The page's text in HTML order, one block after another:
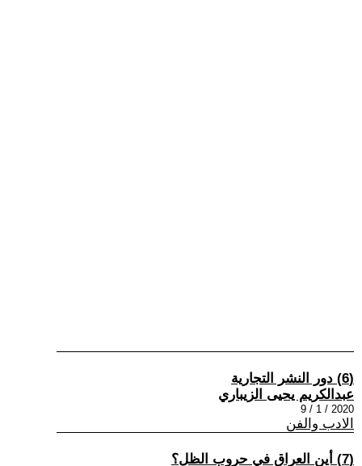
(6) دور النشر التجارية
عبدالكريم يحيى الزيباري
2020 / 1 / 9
الادب والفن
(7) أين العراق في حروب الظل؟